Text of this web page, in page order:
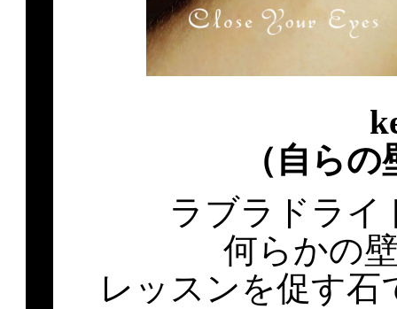
（自ら
ラブラドライ
何らかの
レッスンを促す